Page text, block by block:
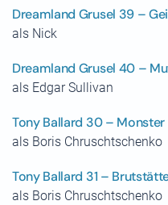
Dreamland Grusel 39 –
als Nick
Dreamland Grusel 40 –
als Edgar Sullivan
Tony Ballard 30 –
als Boris Chruschtschenko
Tony Ballard 31 –
als Boris Chruschtschenko